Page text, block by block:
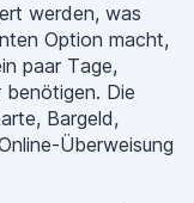
werden, was
Option macht,
paar Tage,
benötigen. Die
Bargeld,
Überweisung